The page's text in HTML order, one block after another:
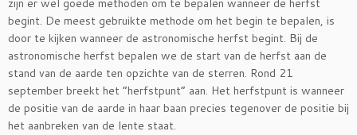
zijn er wel goede methoden om te bepalen wanneer de herfst
begint. De meest gebruikte methode om het begin te bepalen, is
door te kijken wanneer de astronomische herfst begint. Bij de
astronomische herfst bepalen we de start van de herfst aan de
stand van de aarde ten opzichte van de sterren. Rond 21
september breekt het “herfstpunt” aan. Het herfstpunt is wanneer
de positie van de aarde in haar baan precies tegenover de positie bij
het aanbreken van de lente staat.